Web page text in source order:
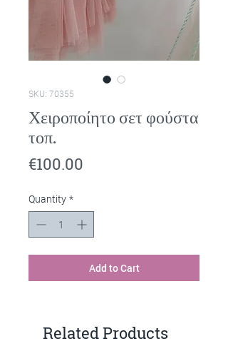
SKU: 70355
Χειροποίητο σετ φούστα
τοπ.
€100.00
Quantity *
Add to Cart
Related Products